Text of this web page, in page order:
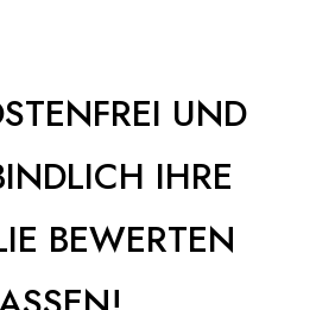
UND
IHRE
BEWERTEN